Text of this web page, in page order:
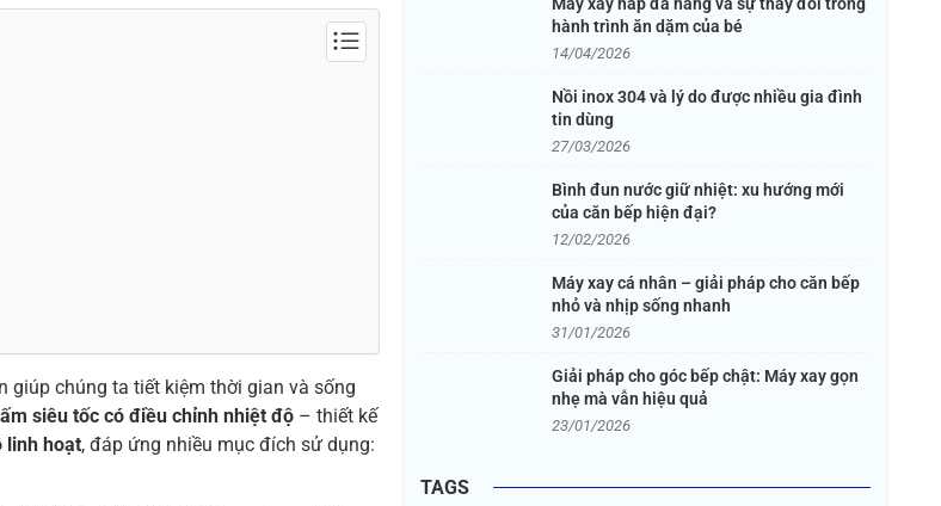
giúp chúng ta tiết kiệm thời gian và sống
ấm siêu tốc có điều chỉnh nhiệt độ – thiết kế
linh hoạt, đáp ứng nhiều mục đích sử dụng:
hành trình ăn dặm của bé
14/04/2026
Nồi inox 304 và lý do được nhiều gia đình
tin dùng
27/03/2026
Bình đun nước giữ nhiệt: xu hướng mới
của căn bếp hiện đại?
12/02/2026
Máy xay cá nhân – giải pháp cho căn bếp
nhỏ và nhịp sống nhanh
31/01/2026
Giải pháp cho góc bếp chật: Máy xay gọn
nhẹ mà vẫn hiệu quả
23/01/2026
TAGS